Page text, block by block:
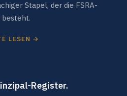
Stapel, der die FSRA-
LESEN →
Register.